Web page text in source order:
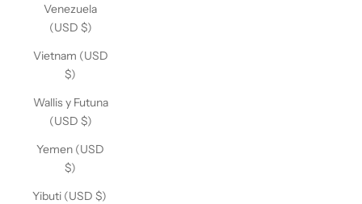
Venezuela
(USD $)
Vietnam (USD
$)
Wallis y Futuna
(USD $)
Yemen (USD
$)
Yibuti (USD $)